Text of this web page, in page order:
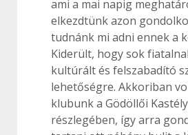
ami a mai napig
elkezdtünk azon
tudnánk mi adni ennek a
Kiderült, hogy sok
kultúrált és felszabadító
lehetőségre. Akkoriban
klubunk a Gödöllői
részlegében, így arra